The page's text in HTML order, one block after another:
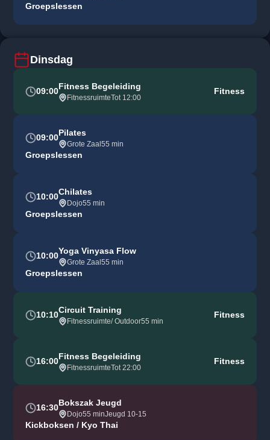
Groepslessen
Dinsdag
09:00Fitness Begeleiding
FitnessruimteTot 12:00
Fitness
09:00Pilates
Grote Zaal 55 min
Groepslessen
10:00Chilates
Dojo55 min
Groepslessen
10:00Yoga Vinyasa Flow
Grote Zaal 55 min
Groepslessen
10:10Circuit Training
Fitnessruimte/ Outdoor55 min
Fitness
16:00Fitness Begeleiding
FitnessruimteTot 22:00
Fitness
16:30Bokszak Jeugd
Dojo55 minJeugd 10-15
Kickboksen / Kyo Thai